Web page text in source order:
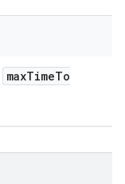
maxTimeTo